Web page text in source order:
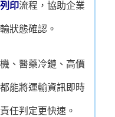
印流程，協助企業
狀態確認。
、醫藥冷鏈、高價
能將運輸資訊即時
任判定更快速。